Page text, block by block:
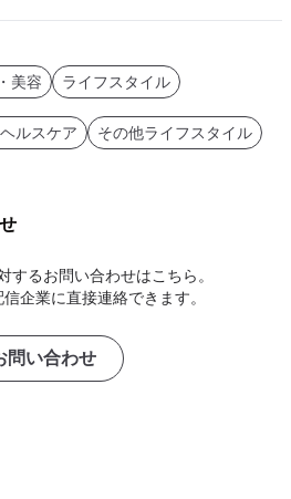
美容 ライフスタイル
ルスケア その他ライフスタイル
するお問い合わせはこちら。
企業に直接連絡できます。
問い合わせ